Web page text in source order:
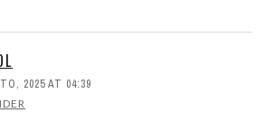
2025 AT 04:39